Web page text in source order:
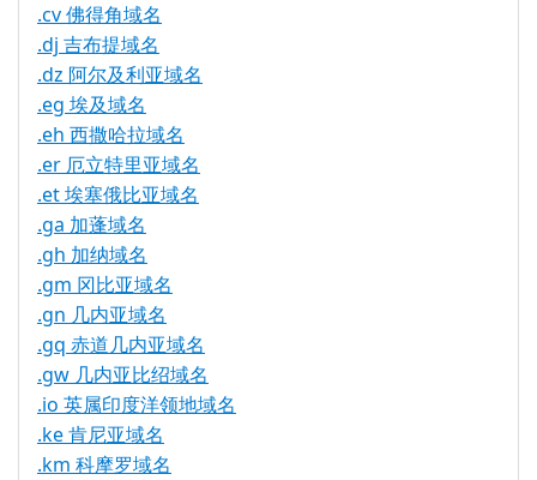
.cv 佛得角域名
.dj 吉布提域名
.dz 阿尔及利亚域名
.eg 埃及域名
.eh 西撒哈拉域名
.er 厄立特里亚域名
.et 埃塞俄比亚域名
.ga 加蓬域名
.gh 加纳域名
.gm 冈比亚域名
.gn 几内亚域名
.gq 赤道几内亚域名
.gw 几内亚比绍域名
.io 英属印度洋领地域名
.ke 肯尼亚域名
.km 科摩罗域名